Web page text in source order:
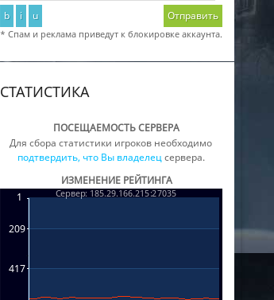
b i u Отправить
* Спам и реклама приведут к блокировке аккаунта.
СТАТИСТИКА
ПОСЕЩАЕМОСТЬ СЕРВЕРА
Для сбора статистики игроков необходимо
подтвердить, что Вы владелецсервера.
ИЗМЕНЕНИЕ РЕЙТИНГА